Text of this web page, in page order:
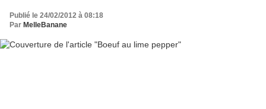
Publié le 24/02/2012 à 08:18
Par MelleBanane